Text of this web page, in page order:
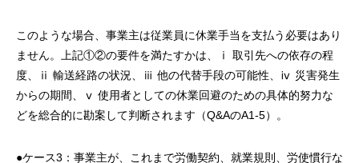
このような場合、事業主は従業員に休業手当を支払う必要はあり
ません。上記①②の要件を満たすかは、ⅰ 取引先への依存の程
度、ⅱ 輸送経路の状況、ⅲ 他の代替手段の可能性、ⅳ 災害発生
からの期間、ⅴ 使用者としての休業回避のための具体的努力な
どを総合的に勘案して判断されます（Q&AのA1-5）。
●ケース3：事業主が、これまで労働契約、就業規則、労使慣行な